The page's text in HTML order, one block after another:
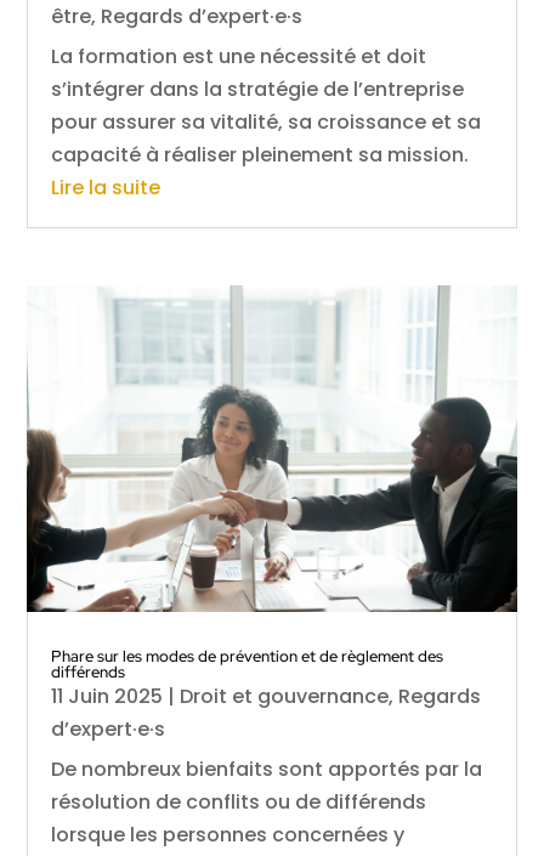
être, Regards d’expert·e·s
La formation est une nécessité et doit
s’intégrer dans la stratégie de l’entreprise
pour assurer sa vitalité, sa croissance et sa
capacité à réaliser pleinement sa mission.
Lire la suite
Phare sur les modes de prévention et de règlement des
différends
11 Juin 2025 | Droit et gouvernance, Regards
d’expert·e·s
De nombreux bienfaits sont apportés par la
résolution de conflits ou de différends
lorsque les personnes concernées y